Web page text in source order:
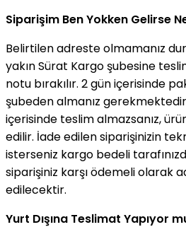
Siparişim Ben Yokken Gelirse
Belirtilen adreste olmamanız
yakın Sürat Kargo şubesine
notu bırakılır. 2 gün içerisinde
şubeden almanız
içerisinde teslim almazsanız,
edilir. İade edilen siparişinizin
isterseniz kargo bedeli
siparişiniz karşı ödemeli olarak
edilecektir.
Yurt Dışına Teslimat Yapıyor